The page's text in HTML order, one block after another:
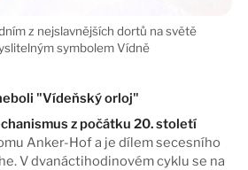
"Vídeňský orloj"
z počátku 20. století
Anker-Hof a je dílem secesního
V dvanáctihodinovém cyklu se na